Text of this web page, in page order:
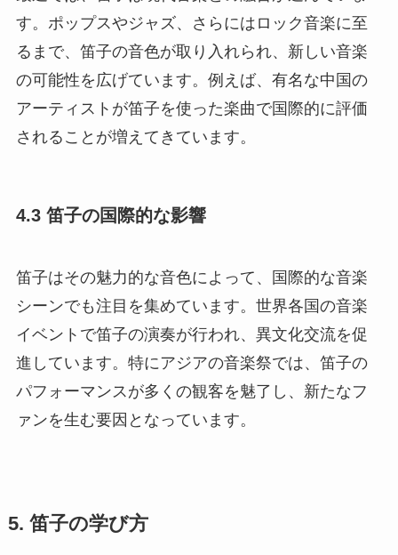
す。ポップスやジャズ、さらにはロック音楽に至
るまで、笛子の音色が取り入れられ、新しい音楽
の可能性を広げています。例えば、有名な中国の
アーティストが笛子を使った楽曲で国際的に評価
されることが増えてきています。
4.3 笛子の国際的な影響
笛子はその魅力的な音色によって、国際的な音楽
シーンでも注目を集めています。世界各国の音楽
イベントで笛子の演奏が行われ、異文化交流を促
進しています。特にアジアの音楽祭では、笛子の
パフォーマンスが多くの観客を魅了し、新たなフ
ァンを生む要因となっています。
5. 笛子の学び方